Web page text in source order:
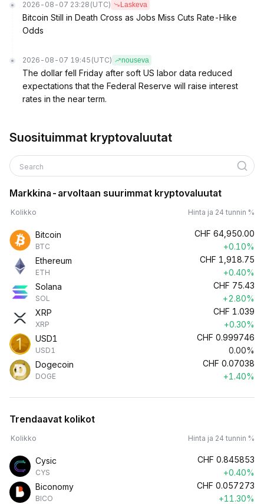
2026-08-07 23:28 (UTC) Laskeva
Bitcoin Still in Death Cross as Jobs Miss Cuts Rate-Hike
Odds
2026-08-07 19:45 (UTC) nouseva
The dollar fell Friday after soft US labor data reduced
expectations that the Federal Reserve will raise interest
rates in the near term.
Suosituimmat kryptovaluutat
Search
Markkina-arvoltaan suurimmat kryptovaluutat
Kolikko Hinta ja 24 tunnin %
Bitcoin
BTC
CHF 64,950.00
+0.10%
Ethereum
ETH
CHF 1,918.75
+0.40%
Solana
SOL
CHF 75.43
+2.80%
XRP
XRP
CHF 1.039
+0.30%
USD1
USD1
CHF 0.999746
0.00%
Dogecoin
DOGE
CHF 0.07038
+1.40%
Trendaavat kolikot
Kolikko Hinta ja 24 tunnin %
Cysic
CYS
CHF 0.845853
+0.40%
Biconomy
BICO
CHF 0.057273
+11.30%